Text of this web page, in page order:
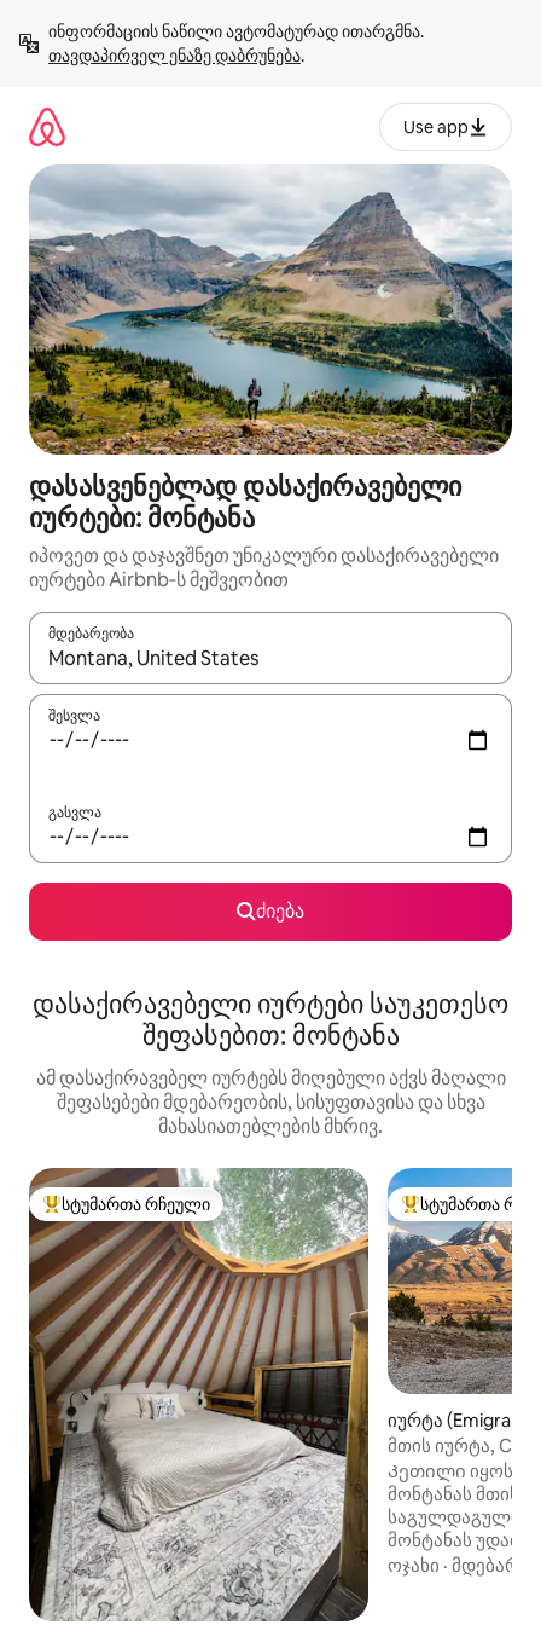
გადასვლა
თავდაპირველ ენაზე დაბრუნება.
Use app
დასასვენებლად დასაქირავებელი
იურტები: მონტანა
იპოვეთ და დაჯავშნეთ უნიკალური დასაქირავებელი
იურტები Airbnb‑ს მეშვეობით
მდებარეობა
როცა შედეგები ხელმისაწვდომი გახდება, ნავიგაციისთვის
შესვლა
გასვლა
ძიება
დასაქირავებელი იურტები საუკეთესო
შეფასებით: მონტანა
ამ დასაქირავებელ იურტებს მიღებული აქვს მაღალი
შეფასებები მდებარეობის, სისუფთავისა და სხვა
მახასიათებლების მხრივ.
სტუმართა რჩეული მოწინავე ვარიანტი
სტუმართა რჩეული სტუმართა
სტუმართა
იურტა (Emigrant)
მთის იურტა,
Yellowstone
Კეთილი იყოს
მონტანას მთის
საგულდაგულოდ
მონტანას
ოჯახი ·